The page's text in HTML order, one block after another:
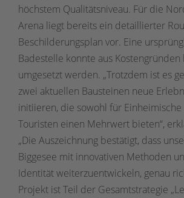
höchstem Qualitätsniveau. Für die
Arena liegt bereits ein detaillierter
Beschilderungsplan vor. Eine
Badestelle konnte aus
umgesetzt werden. „Trotzdem ist es
zwei aktuellen Bausteinen neue
initiieren, die sowohl für Einheimische
Touristen einen Mehrwert bieten“,
„Die Auszeichnung bestätigt, dass
Biggesee mit innovativen Methoden
Identität weiterzuentwickeln, genau
Projekt ist Teil der Gesamtstrategie